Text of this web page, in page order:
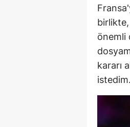
önemli
kararı